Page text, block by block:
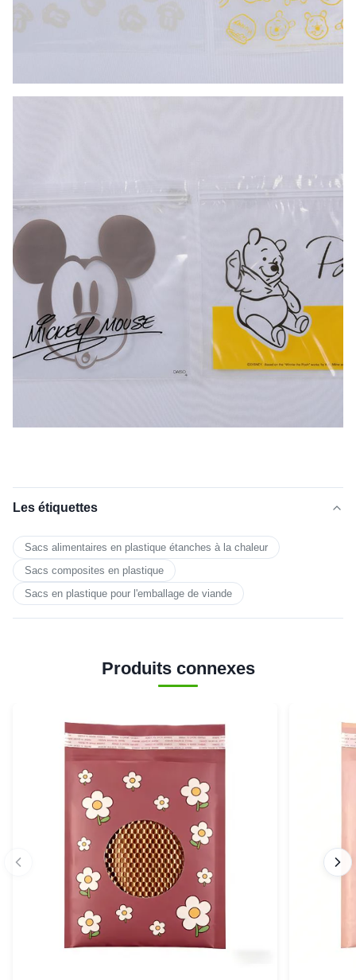
Les étiquettes
Sacs alimentaires en plastique étanches à la chaleur
Sacs composites en plastique
Sacs en plastique pour l'emballage de viande
Produits connexes